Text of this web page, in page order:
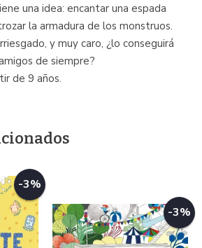
una idea: encantar una espada
la armadura de los monstruos.
y muy caro, ¿lo conseguirá
de siempre?
de 9 años.
-3%
-3%